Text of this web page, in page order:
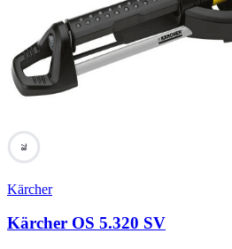
78
Kärcher
Kärcher OS 5.320 SV